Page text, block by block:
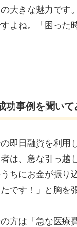
大きな魅力です
よね。「困った
功事例を聞いて
即日融資を利用
は、急な引っ
ちにお金が振り
です！」と胸を
方は「急な医療